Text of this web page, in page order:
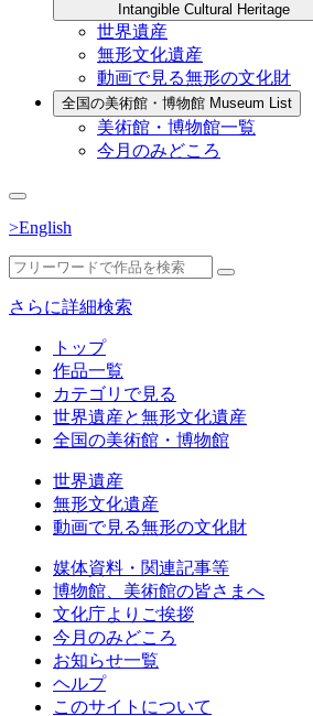
Intangible Cultural Heritage
世界遺産
無形文化遺産
動画で見る無形の文化財
全国の美術館・博物館 Museum List
美術館・博物館一覧
今月のみどころ
>English
さらに詳細検索
トップ
作品一覧
カテゴリで見る
世界遺産と無形文化遺産
全国の美術館・博物館
世界遺産
無形文化遺産
動画で見る無形の文化財
媒体資料・関連記事等
博物館、美術館の皆さまへ
文化庁よりご挨拶
今月のみどころ
お知らせ一覧
ヘルプ
このサイトについて